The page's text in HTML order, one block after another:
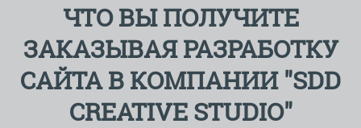
ЧТО ВЫ ПОЛУЧИТЕ
ЗАКАЗЫВАЯ РАЗРАБОТКУ
САЙТА В КОМПАНИИ "SDD
CREATIVE STUDIO"